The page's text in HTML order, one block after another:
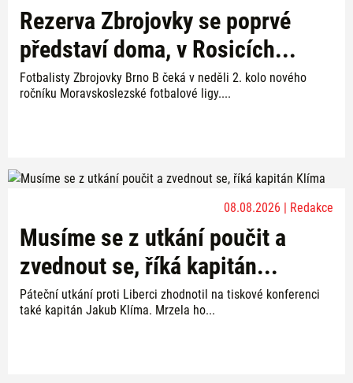
Rezerva Zbrojovky se poprvé
představí doma, v Rosicích...
Fotbalisty Zbrojovky Brno B čeká v neděli 2. kolo nového
ročníku Moravskoslezské fotbalové ligy....
08.08.2026 | Redakce
Musíme se z utkání poučit a
zvednout se, říká kapitán...
Páteční utkání proti Liberci zhodnotil na tiskové konferenci
také kapitán Jakub Klíma. Mrzela ho...